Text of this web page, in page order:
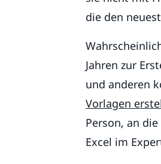
die den
Jahren zur
und anderen
Vorlagen
Person, an
Excel im